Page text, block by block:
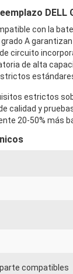
con la
grado A
circuito
de alta
estrictos
calidad y
20-50% más
compatibles